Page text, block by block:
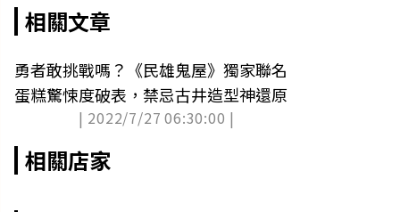
相關文章
勇者敢挑戰嗎？《民雄鬼屋》獨家聯名
蛋糕驚悚度破表，禁忌古井造型神還原
| 2022/7/27 06:30:00 |
相關店家